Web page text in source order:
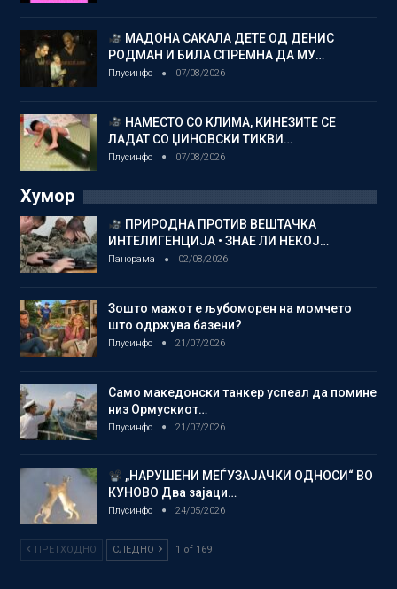
МАДОНА САКАЛА ДЕТЕ ОД ДЕНИС
РОДМАН И БИЛА СПРЕМНА ДА МУ…
Плусинфо 07/08/2026
НАМЕСТО СО КЛИМА, КИНЕЗИТЕ СЕ
ЛАДАТ СО ЏИНОВСКИ ТИКВИ…
Плусинфо 07/08/2026
Хумор
ПРИРОДНА ПРОТИВ ВЕШТАЧКА
ИНТЕЛИГЕНЦИЈА • ЗНАЕ ЛИ НЕКОЈ…
Панорама 02/08/2026
Зошто мажот е љубоморен на момчето
што одржува базени?
Плусинфо 21/07/2026
Само македонски танкер успеал да помине
низ Ормускиот…
Плусинфо 21/07/2026
„НАРУШЕНИ МЕЃУЗАЈАЧКИ ОДНОСИ“ ВО
КУНОВО Два зајаци…
Плусинфо 24/05/2026
ПРЕТХОДНО СЛЕДНО 1 of 169